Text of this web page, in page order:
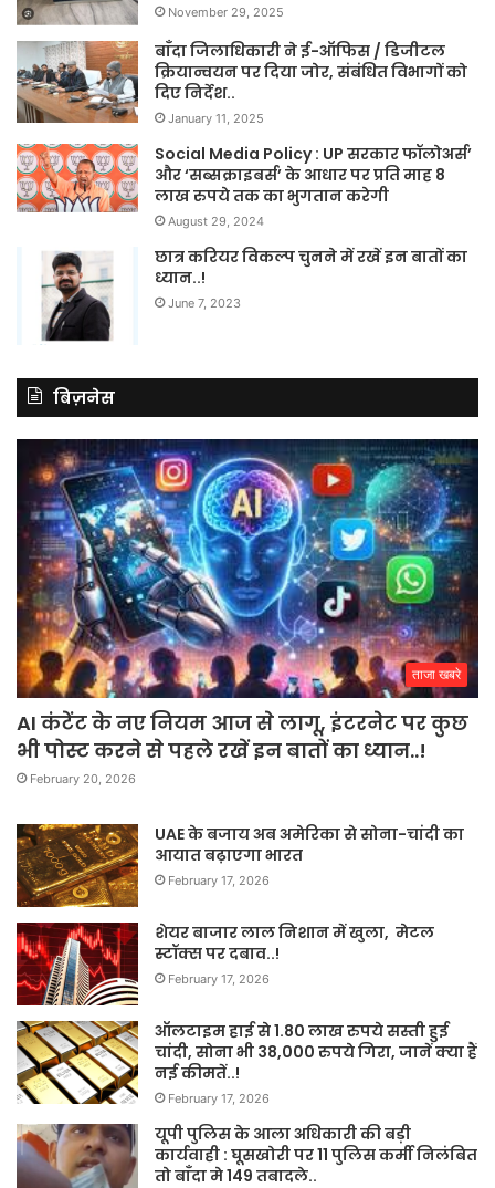
November 29, 2025
बाँदा जिलाधिकारी ने ई-ऑफिस / डिजीटल
क्रियान्वयन पर दिया जोर, संबंधित विभागों को
दिए निर्देश..
January 11, 2025
Social Media Policy : UP सरकार फॉलोअर्स’
और ‘सब्सक्राइबर्स’ के आधार पर प्रति माह 8
लाख रुपये तक का भुगतान करेगी
August 29, 2024
छात्र करियर विकल्प चुनने में रखें इन बातों का
ध्यान..!
June 7, 2023
बिज़नेस
ताजा खबरे
AI कंटेंट के नए नियम आज से लागू, इंटरनेट पर कुछ
भी पोस्ट करने से पहले रखें इन बातों का ध्यान..!
February 20, 2026
UAE के बजाय अब अमेरिका से सोना-चांदी का
आयात बढ़ाएगा भारत
February 17, 2026
शेयर बाजार लाल निशान में खुला, मेटल
स्टॉक्स पर दबाव..!
February 17, 2026
ऑलटाइम हाई से 1.80 लाख रुपये सस्ती हुई
चांदी, सोना भी 38,000 रुपये गिरा, जानें क्या हैं
नई कीमतें..!
February 17, 2026
यूपी पुलिस के आला अधिकारी की बड़ी
कार्यवाही : घूसखोरी पर 11 पुलिस कर्मी निलंबित
तो बाँदा मे 149 तबादले..